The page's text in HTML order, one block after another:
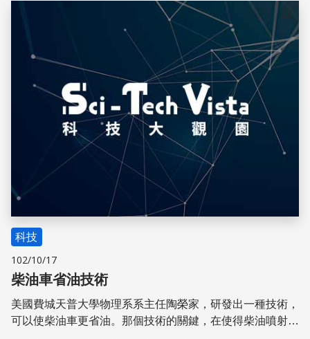
儲存
科技
102/10/17
柴油車省油技術
美國費城天普大學物理系系主任陶榮家，研發出一種技術，
可以使柴油車更省油。那個技術的關鍵，在使得柴油噴射到